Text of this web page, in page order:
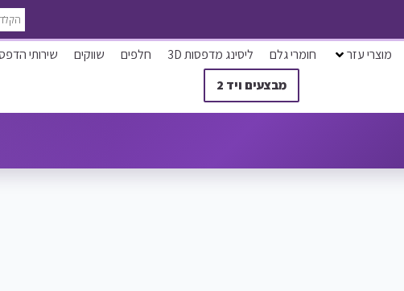
מוצרי עזר חומרי גלם ליסינג מדפסות 3D חלפים שווקים
שירותי
מבצעים ויד 2